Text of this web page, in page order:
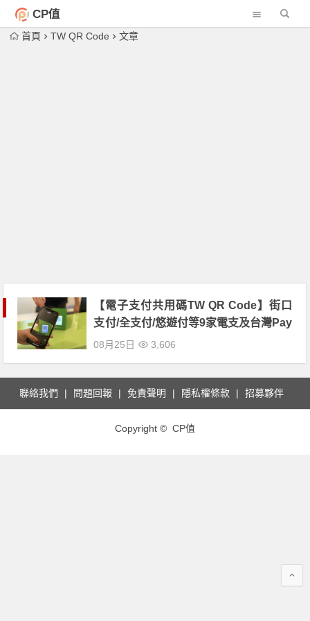
CP值
首頁 TW QR Code 文章
【電子支付共用碼TW QR Code】街口
支付/全支付/悠遊付等9家電支及台灣Pay
都能用！
08月25日 3,606
聯絡我們 問題回報 免責聲明 隱私權條款 招募夥伴
Copyright © CP值